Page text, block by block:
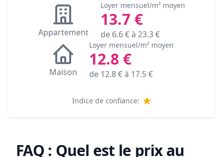
Appartement
Loyer mensuel/m² moyen
13.7€
de 6.6€ à 23.3€
Maison
Loyer mensuel/m² moyen
12.8 €
de 12.8€ à 17.5€
Indice de confiance:
FAQ : Quel est le prix au